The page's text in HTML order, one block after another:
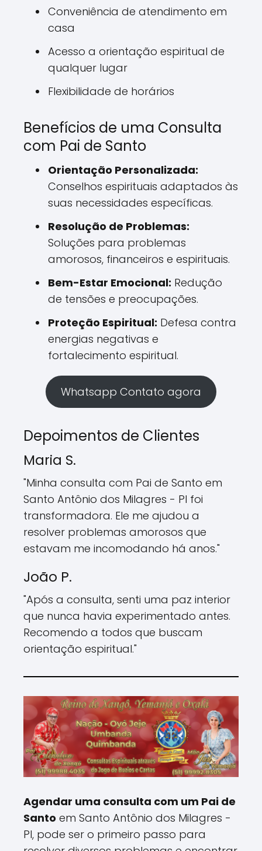
Conveniência de atendimento em
casa
Acesso a orientação espiritual de
qualquer lugar
Flexibilidade de horários
Benefícios de uma Consulta
com Pai de Santo
Orientação Personalizada:
Conselhos espirituais adaptados às
suas necessidades específicas.
Resolução de Problemas:
Soluções para problemas
amorosos, financeiros e espirituais.
Bem-Estar Emocional: Redução
de tensões e preocupações.
Proteção Espiritual: Defesa contra
energias negativas e
fortalecimento espiritual.
Whatsapp Contato agora
Depoimentos de Clientes
Maria S.
"Minha consulta com Pai de Santo em
Santo Antônio dos Milagres - PI foi
transformadora. Ele me ajudou a
resolver problemas amorosos que
estavam me incomodando há anos."
João P.
"Após a consulta, senti uma paz interior
que nunca havia experimentado antes.
Recomendo a todos que buscam
orientação espiritual."
Agendar uma consulta com um Pai de
Santo em Santo Antônio dos Milagres -
PI, pode ser o primeiro passo para